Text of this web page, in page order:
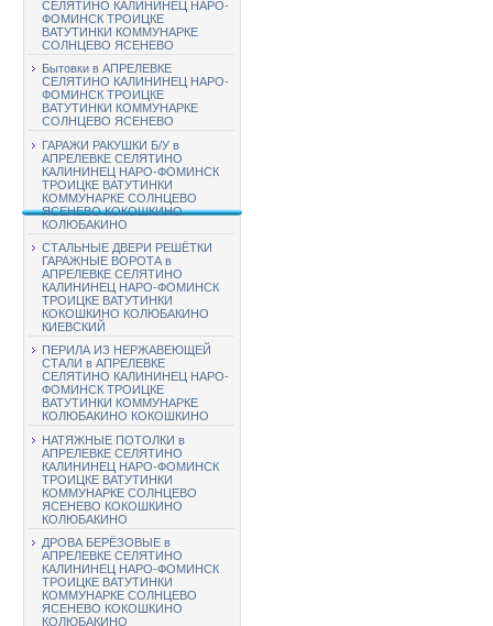
СЕЛЯТИНО КАЛИНИНЕЦ НАРО-
ФОМИНСК ТРОИЦКЕ
ВАТУТИНКИ КОММУНАРКЕ
СОЛНЦЕВО ЯСЕНЕВО
Бытовки в АПРЕЛЕВКЕ
СЕЛЯТИНО КАЛИНИНЕЦ НАРО-
ФОМИНСК ТРОИЦКЕ
ВАТУТИНКИ КОММУНАРКЕ
СОЛНЦЕВО ЯСЕНЕВО
ГАРАЖИ РАКУШКИ Б/У в
АПРЕЛЕВКЕ СЕЛЯТИНО
КАЛИНИНЕЦ НАРО-ФОМИНСК
ТРОИЦКЕ ВАТУТИНКИ
КОММУНАРКЕ СОЛНЦЕВО
ЯСЕНЕВО КОКОШКИНО
КОЛЮБАКИНО
СТАЛЬНЫЕ ДВЕРИ РЕШЁТКИ
ГАРАЖНЫЕ ВОРОТА в
АПРЕЛЕВКЕ СЕЛЯТИНО
КАЛИНИНЕЦ НАРО-ФОМИНСК
ТРОИЦКЕ ВАТУТИНКИ
КОКОШКИНО КОЛЮБАКИНО
КИЕВСКИЙ
ПЕРИЛА ИЗ НЕРЖАВЕЮЩЕЙ
СТАЛИ в АПРЕЛЕВКЕ
СЕЛЯТИНО КАЛИНИНЕЦ НАРО-
ФОМИНСК ТРОИЦКЕ
ВАТУТИНКИ КОММУНАРКЕ
КОЛЮБАКИНО КОКОШКИНО
НАТЯЖНЫЕ ПОТОЛКИ в
АПРЕЛЕВКЕ СЕЛЯТИНО
КАЛИНИНЕЦ НАРО-ФОМИНСК
ТРОИЦКЕ ВАТУТИНКИ
КОММУНАРКЕ СОЛНЦЕВО
ЯСЕНЕВО КОКОШКИНО
КОЛЮБАКИНО
ДРОВА БЕРЁЗОВЫЕ в
АПРЕЛЕВКЕ СЕЛЯТИНО
КАЛИНИНЕЦ НАРО-ФОМИНСК
ТРОИЦКЕ ВАТУТИНКИ
КОММУНАРКЕ СОЛНЦЕВО
ЯСЕНЕВО КОКОШКИНО
КОЛЮБАКИНО